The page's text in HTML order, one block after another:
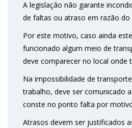
A legislação não garante
de faltas ou atraso em razão do
Por este motivo, caso ainda
funcionado algum meio de
deve comparecer no local onde
Na impossibilidade de
trabalho, deve ser comunicado
conste no ponto falta por
Atrasos devem ser justificados